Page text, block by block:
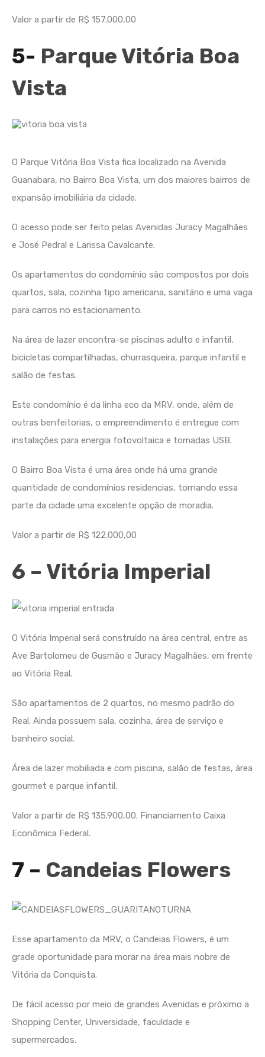
Valor a partir de R$ 157.000,00
5- Parque Vitória Boa
Vista
O Parque Vitória Boa Vista fica localizado na Avenida
Guanabara, no Bairro Boa Vista, um dos maiores bairros de
expansão imobiliária da cidade.
O acesso pode ser feito pelas Avenidas Juracy Magalhães
e José Pedral e Larissa Cavalcante.
Os apartamentos do condomínio são compostos por dois
quartos, sala, cozinha tipo americana, sanitário e uma vaga
para carros no estacionamento.
Na área de lazer encontra-se piscinas adulto e infantil,
bicicletas compartilhadas, churrasqueira, parque infantil e
salão de festas.
Este condomínio é da linha eco da MRV, onde, além de
outras benfeitorias, o empreendimento é entregue com
instalações para energia fotovoltaica e tomadas USB.
O Bairro Boa Vista é uma área onde há uma grande
quantidade de condomínios residencias, tornando essa
parte da cidade uma excelente opção de moradia.
Valor a partir de R$ 122.000,00
6 – Vitória Imperial
O Vitória Imperial será construído na área central, entre as
Ave Bartolomeu de Gusmão e Juracy Magalhães, em frente
ao Vitória Real.
São apartamentos de 2 quartos, no mesmo padrão do
Real. Ainda possuem sala, cozinha, área de serviço e
banheiro social.
Área de lazer mobiliada e com piscina, salão de festas, área
gourmet e parque infantil.
Valor a partir de R$ 135.900,00. Financiamento Caixa
Econômica Federal.
7 – Candeias Flowers
Esse apartamento da MRV, o Candeias Flowers, é um
grade oportunidade para morar na área mais nobre de
Vitória da Conquista.
De fácil acesso por meio de grandes Avenidas e próximo a
Shopping Center, Universidade, faculdade e
supermercados.